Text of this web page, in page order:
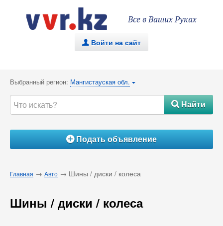
Все в Ваших Руках
. Войти на сайт
Выбранный регион: Мангистауская обл. {
#Найти
ÁПодать объявление
Главная → Авто → Шины / диски / колеса
Шины / диски / колеса